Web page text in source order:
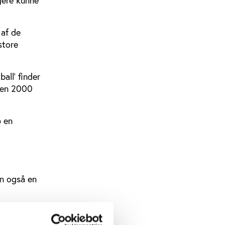
de
finder
2000
en
også en
på